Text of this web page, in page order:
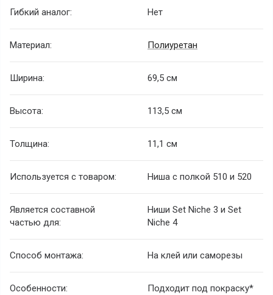
Гибкий аналог: Нет
Материал: Полиуретан
Ширина: 69,5 см
Высота: 113,5 см
Толщина: 11,1 см
Используется с товаром: Ниша с полкой 510 и 520
Является составной
частью для:
Ниши Set Niche 3 и Set
Niche 4
Способ монтажа: На клей или саморезы
Особенности: Подходит под покраску*